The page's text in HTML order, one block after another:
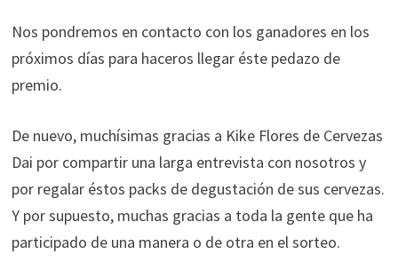
Nos pondremos en contacto con los ganadores en los
próximos días para haceros llegar éste pedazo de
premio.
De nuevo, muchísimas gracias a Kike Flores de Cervezas
Dai por compartir una larga entrevista con nosotros y
por regalar éstos packs de degustación de sus cervezas.
Y por supuesto, muchas gracias a toda la gente que ha
participado de una manera o de otra en el sorteo.